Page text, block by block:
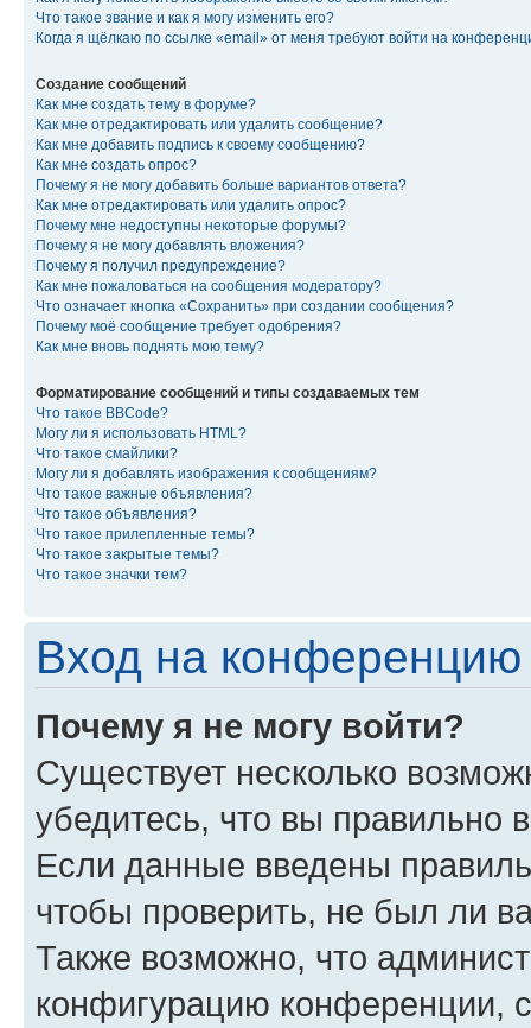
Что такое звание и как я могу изменить его?
Когда я щёлкаю по ссылке «email» от меня требуют войти на
Создание сообщений
Как мне создать тему в форуме?
Как мне отредактировать или удалить сообщение?
Как мне добавить подпись к своему сообщению?
Как мне создать опрос?
Почему я не могу добавить больше вариантов ответа?
Как мне отредактировать или удалить опрос?
Почему мне недоступны некоторые форумы?
Почему я не могу добавлять вложения?
Почему я получил предупреждение?
Как мне пожаловаться на сообщения модератору?
Что означает кнопка «Сохранить» при создании сообщения?
Почему моё сообщение требует одобрения?
Как мне вновь поднять мою тему?
Форматирование сообщений и типы создаваемых тем
Что такое BBCode?
Могу ли я использовать HTML?
Что такое смайлики?
Могу ли я добавлять изображения к сообщениям?
Что такое важные объявления?
Что такое объявления?
Что такое прилепленные темы?
Что такое закрытые темы?
Что такое значки тем?
Вход на конференцию
Почему я не могу войти?
Существует несколько
убедитесь, что вы правильно
Если данные введены
чтобы проверить, не был ли
Также возможно, что
конфигурацию конференции,